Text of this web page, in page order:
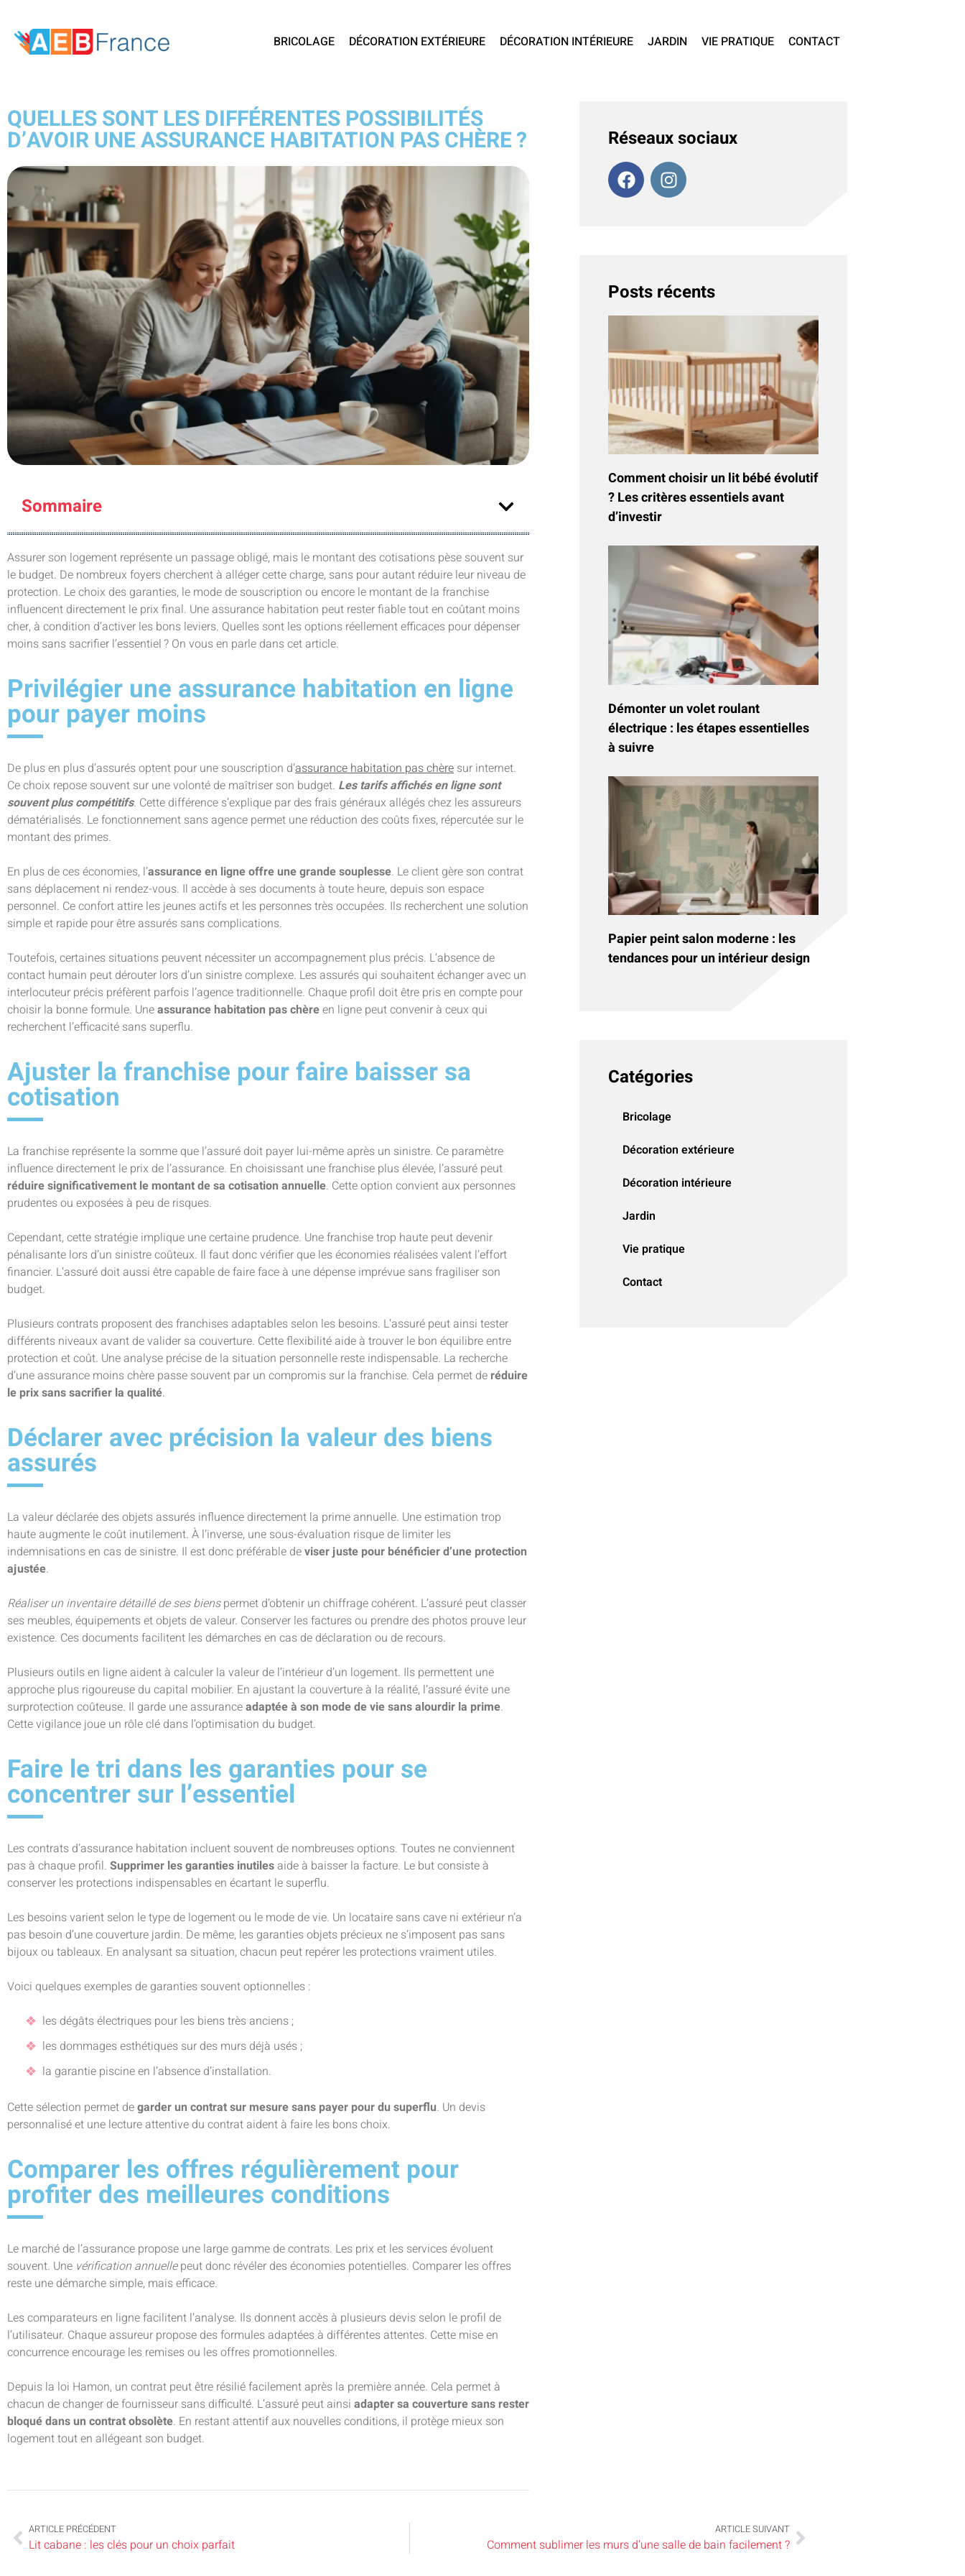
BRICOLAGE DÉCORATION EXTÉRIEURE DÉCORATION INTÉRIEURE JARDIN VIE PRATIQUE CONTACT
QUELLES SONT LES DIFFÉRENTES POSSIBILITÉS
D’AVOIR UNE ASSURANCE HABITATION PAS CHÈRE ?
Sommaire
Assurer son logement représente un passage obligé, mais le montant des cotisations pèse souvent sur
le budget. De nombreux foyers cherchent à alléger cette charge, sans pour autant réduire leur niveau de
protection. Le choix des garanties, le mode de souscription ou encore le montant de la franchise
influencent directement le prix final. Une assurance habitation peut rester fiable tout en coûtant moins
cher, à condition d’activer les bons leviers. Quelles sont les options réellement efficaces pour dépenser
moins sans sacrifier l’essentiel ? On vous en parle dans cet article.
Privilégier une assurance habitation en ligne
pour payer moins
De plus en plus d’assurés optent pour une souscription d’assurance habitation pas chère sur internet.
Ce choix repose souvent sur une volonté de maîtriser son budget. Les tarifs affichés en ligne sont
souvent plus compétitifs. Cette différence s’explique par des frais généraux allégés chez les assureurs
dématérialisés. Le fonctionnement sans agence permet une réduction des coûts fixes, répercutée sur le
montant des primes.
En plus de ces économies, l’assurance en ligne offre une grande souplesse. Le client gère son contrat
sans déplacement ni rendez-vous. Il accède à ses documents à toute heure, depuis son espace
personnel. Ce confort attire les jeunes actifs et les personnes très occupées. Ils recherchent une solution
simple et rapide pour être assurés sans complications.
Toutefois, certaines situations peuvent nécessiter un accompagnement plus précis. L’absence de
contact humain peut dérouter lors d’un sinistre complexe. Les assurés qui souhaitent échanger avec un
interlocuteur précis préfèrent parfois l’agence traditionnelle. Chaque profil doit être pris en compte pour
choisir la bonne formule. Uneassurance habitation pas chèreen ligne peut convenir à ceux qui
recherchent l’efficacité sans superflu.
Ajuster la franchise pour faire baisser sa
cotisation
La franchise représente la somme que l’assuré doit payer lui-même après un sinistre. Ce paramètre
influence directement le prix de l’assurance. En choisissant une franchise plus élevée, l’assuré peut
réduire significativement le montant de sa cotisation annuelle. Cette option convient aux personnes
prudentes ou exposées à peu de risques.
Cependant, cette stratégie implique une certaine prudence. Une franchise trop haute peut devenir
pénalisante lors d’un sinistre coûteux. Il faut donc vérifier que les économies réalisées valent l’effort
financier. L’assuré doit aussi être capable de faire face à une dépense imprévue sans fragiliser son
budget.
Plusieurs contrats proposent des franchises adaptables selon les besoins. L’assuré peut ainsi tester
différents niveaux avant de valider sa couverture. Cette flexibilité aide à trouver le bon équilibre entre
protection et coût. Une analyse précise de la situation personnelle reste indispensable. La recherche
d’une assurance moins chère passe souvent par un compromis sur la franchise. Cela permet de réduire
le prix sans sacrifier la qualité.
Déclarer avec précision la valeur des biens
assurés
La valeur déclarée des objets assurés influence directement la prime annuelle. Une estimation trop
haute augmente le coût inutilement. À l’inverse, une sous-évaluation risque de limiter les
indemnisations en cas de sinistre. Il est donc préférable deviser juste pour bénéficier d’une protection
ajustée.
Réaliser un inventaire détaillé de ses bienspermet d’obtenir un chiffrage cohérent. L’assuré peut classer
ses meubles, équipements et objets de valeur. Conserver les factures ou prendre des photos prouve leur
existence. Ces documents facilitent les démarches en cas de déclaration ou de recours.
Plusieurs outils en ligne aident à calculer la valeur de l’intérieur d’un logement. Ils permettent une
approche plus rigoureuse du capital mobilier. En ajustant la couverture à la réalité, l’assuré évite une
surprotection coûteuse. Il garde une assuranceadaptée à son mode de vie sans alourdir la prime.
Cette vigilance joue un rôle clé dans l’optimisation du budget.
Faire le tri dans les garanties pour se
concentrer sur l’essentiel
Les contrats d’assurance habitation incluent souvent de nombreuses options. Toutes ne conviennent
pas à chaque profil. Supprimer les garanties inutiles aide à baisser la facture. Le but consiste à
conserver les protections indispensables en écartant le superflu.
Les besoins varient selon le type de logement ou le mode de vie. Un locataire sans cave ni extérieur n’a
pas besoin d’une couverture jardin. De même, les garanties objets précieux ne s’imposent pas sans
bijoux ou tableaux. En analysant sa situation, chacun peut repérer les protections vraiment utiles.
Voici quelques exemples de garanties souvent optionnelles :
les dégâts électriques pour les biens très anciens ;
les dommages esthétiques sur des murs déjà usés ;
la garantie piscine en l’absence d’installation.
Cette sélection permet degarder un contrat sur mesure sans payer pour du superflu. Un devis
personnalisé et une lecture attentive du contrat aident à faire les bons choix.
Comparer les offres régulièrement pour
profiter des meilleures conditions
Le marché de l’assurance propose une large gamme de contrats. Les prix et les services évoluent
souvent. Une vérification annuellepeut donc révéler des économies potentielles. Comparer les offres
reste une démarche simple, mais efficace.
Les comparateurs en ligne facilitent l’analyse. Ils donnent accès à plusieurs devis selon le profil de
l’utilisateur. Chaque assureur propose des formules adaptées à différentes attentes. Cette mise en
concurrence encourage les remises ou les offres promotionnelles.
Depuis la loi Hamon, un contrat peut être résilié facilement après la première année. Cela permet à
chacun de changer de fournisseur sans difficulté. L’assuré peut ainsi adapter sa couverture sans rester
bloqué dans un contrat obsolète. En restant attentif aux nouvelles conditions, il protège mieux son
logement tout en allégeant son budget.
Réseaux sociaux
Posts récents
Comment choisir un lit bébé évolutif
? Les critères essentiels avant
d’investir
Démonter un volet roulant
électrique : les étapes essentielles
à suivre
Papier peint salon moderne : les
tendances pour un intérieur design
Catégories
Bricolage
Décoration extérieure
Décoration intérieure
Jardin
Vie pratique
Contact
ARTICLE PRÉCÉDENT
Lit cabane : les clés pour un choix parfait
ARTICLE SUIVANT
Comment sublimer les murs d’une salle de bain facilement ?